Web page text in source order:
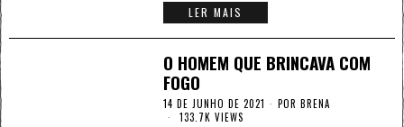
LER MAIS
O HOMEM QUE BRINCAVA COM
FOGO
14 DE JUNHO DE 2021 PORBRENA
133.7K VIEWS